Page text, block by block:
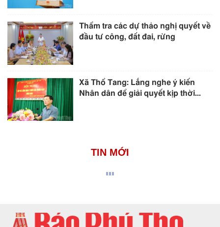
Thẩm tra các dự thảo nghị quyết về
đầu tư công, đất đai, rừng
Xã Thổ Tang: Lắng nghe ý kiến
Nhân dân để giải quyết kịp thời...
TIN MỚI